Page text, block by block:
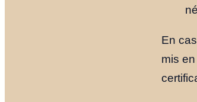
En
mis